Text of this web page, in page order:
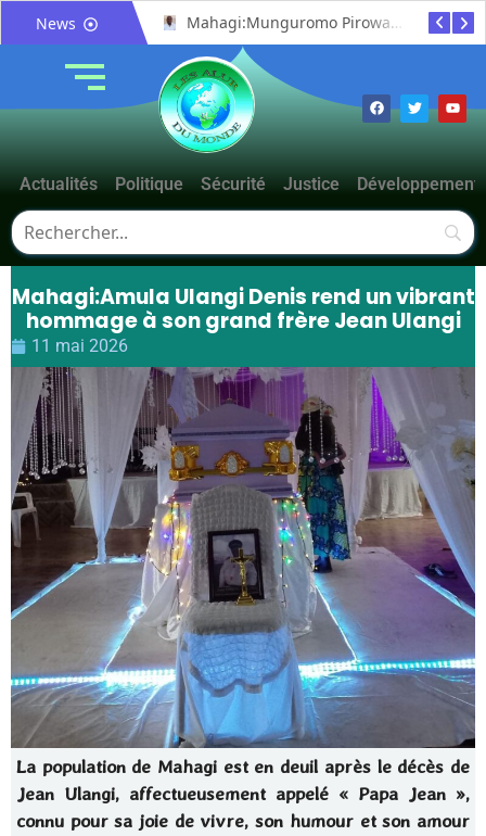
News Mahagi:Munguromo Pirowambe David alerte sur le renforcement de la présence de la CODECO et la prolifération des barrières illégales
Actualités Politique Sécurité Justice Développement
Mahagi:Amula Ulangi Denis rend un vibrant
hommage à son grand frère Jean Ulangi
11 mai 2026
La population de Mahagi est en deuil après le décès de
Jean Ulangi, affectueusement appelé « Papa Jean »,
connu pour sa joie de vivre, son humour et son amour